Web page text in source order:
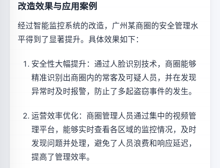
改造效果与应用案例
经过智能监控系统的改造，广州某商圈的安全管理水
平得到了显著提升。具体效果如下：
安全性大幅提升：通过人脸识别技术，商圈能够
精准识别出商圈内的常客及可疑人员，并在发现
异常时及时报警，防止了多起盗窃事件的发生。
运营效率优化：商圈管理人员通过集中的视频管
理平台，能够实时查看各区域的监控情况，及时
发现问题并处理，避免了人员浪费和响应延迟，
提高了管理效率。